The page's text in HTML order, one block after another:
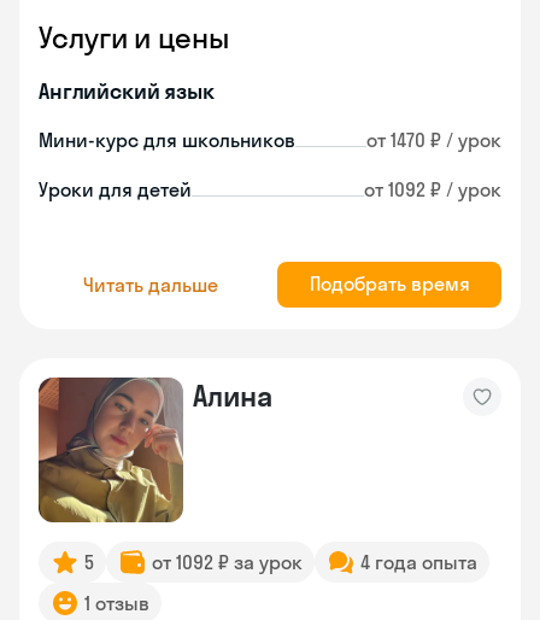
Услуги и цены
Английский язык
Мини-курс для школьников от 1470 ₽ / урок
Уроки для детей от 1092 ₽ / урок
Читать дальше Подобрать время
Алина
5 от 1092 ₽ за урок
4 года опыта
1 отзыв